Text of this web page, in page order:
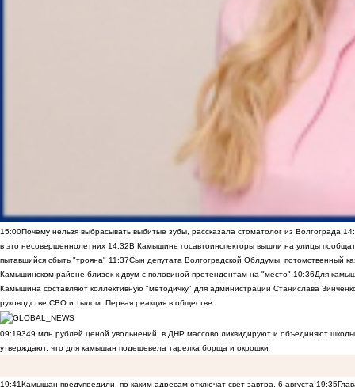
15:00Почему нельзя выбрасывать выбитые зубы, рассказала стоматолог из Волгограда
в это несовершеннолетних 14:32В Камышине госавтоинспекторы вышли на улицы
пытавшийся сбыть "трояна" 11:37Сын депутата Волгоградской Облдумы, потомственный
Камышинском районе близок к двум с половиной претендентам на "место" 10:36Для
Камышина составляют коллективную "методичку" для администрации Станислава
руководстве СВО и тылом. Первая реакция в обществе
09:19349 млн рублей ценой увольнений: в ДНР массово ликвидируют и объединяют
утверждают, что для камышан подешевела тарелка борща и окрошки
19:41Камышан предупредили, по каким адресам отключат свет завтра, 6 августа 19:35